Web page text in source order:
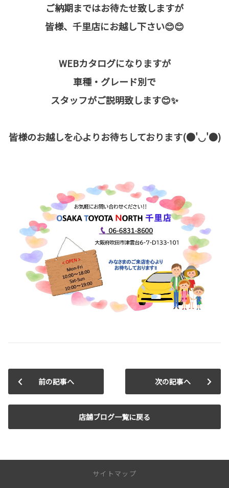
ご納期まではお待たせ致しますが
皆様、千里店にお越し下さい😊😊
WEBカタログになりますが
車種・グレード別で
スタッフがご説明致します😊✨
皆様のお越しを心よりお待ちしております(●'◡'●)
前の記事へ
店舗ブログ一覧に戻る
次の記事へ
サイトマップ